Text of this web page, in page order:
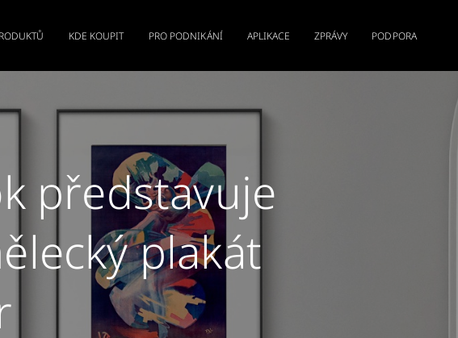
KDE KOUPIT PRO PODNIKÁNÍ APLIKACE ZPRÁVY PODPORA
představuje
plakát